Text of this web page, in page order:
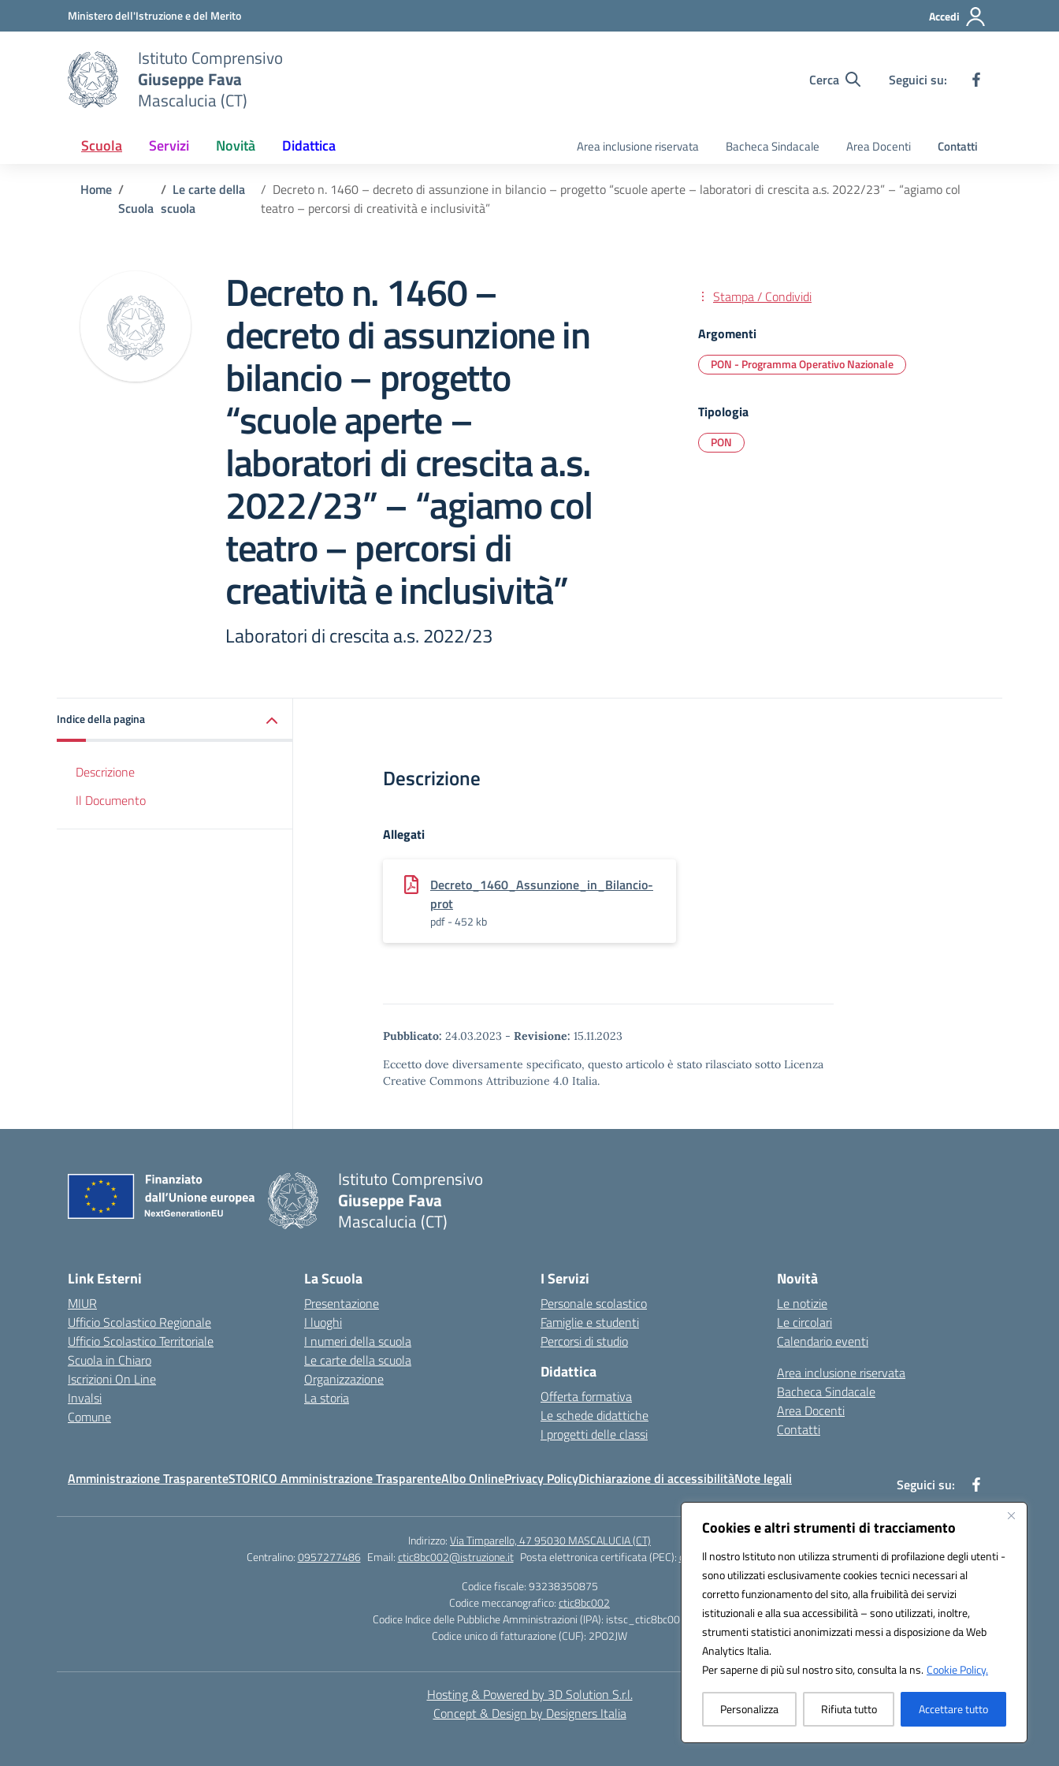
Cookies e altri strumenti di tracciamento
Il nostro Istituto non utilizza strumenti di profilazione degli utenti -
sono utilizzati esclusivamente cookies tecnici necessari al
corretto funzionamento del sito, alla fruibilità dei servizi
istituzionali e alla sua accessibilità – sono utilizzati, inoltre,
strumenti statistici anonimizzati messi a disposizione da Web
Analytics Italia.
Per saperne di più sul nostro sito, consulta la ns.Cookie Policy.
Personalizza Rifiuta tutto Accettare tutto
Vai ai contenuti
Vai al menu di navigazioneMinistero dell'Istruzione e del Merito Accedi
Istituto Comprensivo
Giuseppe Fava
Mascalucia (CT)
Cerca Seguici su:
Scuola Servizi Novità Didattica Area inclusione riservata Bacheca Sindacale Area Docenti Contatti
Home
Scuola
Le carte della
scuola
Decreto n. 1460 – decreto di assunzione in bilancio – progetto “scuole aperte – laboratori di crescita a.s. 2022/23” – “agiamo col
teatro – percorsi di creatività e inclusività”
Decreto n. 1460 –
decreto di assunzione in
bilancio – progetto
“scuole aperte –
laboratori di crescita a.s.
2022/23” – “agiamo col
teatro – percorsi di
creatività e inclusività”
Laboratori di crescita a.s. 2022/23
Stampa / Condividi
Argomenti
PON - Programma Operativo Nazionale
Tipologia
PON
Indice della pagina
Descrizione
Il Documento
Descrizione
Allegati
Decreto_1460_Assunzione_in_Bilancio-
prot
pdf - 452 kb
Pubblicato: 24.03.2023 - Revisione: 15.11.2023
Eccetto dove diversamente specificato, questo articolo è stato rilasciato sotto Licenza
Creative Commons Attribuzione 4.0 Italia.
Istituto Comprensivo
Giuseppe Fava
Mascalucia (CT)
Link Esterni
MIUR
Ufficio Scolastico Regionale
Ufficio Scolastico Territoriale
Scuola in Chiaro
Iscrizioni On Line
Invalsi
Comune
La Scuola
Presentazione
I luoghi
I numeri della scuola
Le carte della scuola
Organizzazione
La storia
I Servizi
Personale scolastico
Famiglie e studenti
Percorsi di studio
Didattica
Offerta formativa
Le schede didattiche
I progetti delle classi
Novità
Le notizie
Le circolari
Calendario eventi
Area inclusione riservata
Bacheca Sindacale
Area Docenti
Contatti
Amministrazione TrasparenteSTORICO Amministrazione TrasparenteAlbo OnlinePrivacy PolicyDichiarazione di accessibilitàNote legali Seguici su:
Indirizzo:Via Timparello, 47 95030 MASCALUCIA (CT)
Centralino:0957277486 Email:ctic8bc002@istruzione.it Posta elettronica certificata (PEC):ctic8bc002@pec.istruzione.it
Codice fiscale: 93238350875
Codice meccanografico:ctic8bc002
Codice Indice delle Pubbliche Amministrazioni (IPA): istsc_ctic8bc002
Codice unico di fatturazione (CUF): 2PO2JW
Hosting & Powered by 3D Solution S.r.l.
Concept & Design by Designers Italia